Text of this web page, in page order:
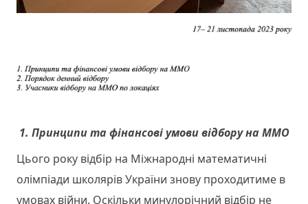
1. Принципи та фінансові умови відбору на ММО
Цього року відбір на Міжнародні математичні
олімпіади школярів України знову проходитиме в
умовах війни. Оскільки минулорічний відбір не